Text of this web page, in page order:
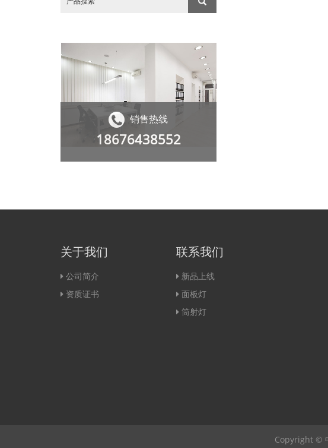
销售热线
18676438552
关于我们
公司简介
资质证书
联系我们
新品上线
面板灯
筒射灯
Copyright ©